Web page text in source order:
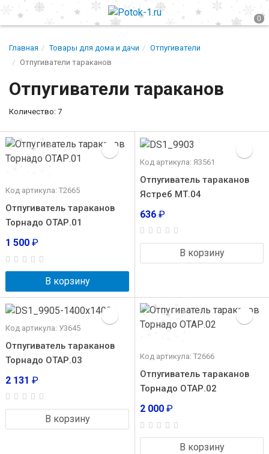
Главная Товары для дома и дачи
Отпугиватели
Отпугиватели тараканов
Отпугиватели тараканов
Количество: 7
Код артикула: Т2665
Отпугиватель тараканов
Торнадо ОТАР.01
1 500 ₽
В корзину
Код артикула: Я3561
Отпугиватель тараканов
Ястреб МТ.04
636 ₽
В корзину
Код артикула: У3645
Отпугиватель тараканов
Торнадо ОТАР.03
2 131 ₽
В корзину
Код артикула: Т2666
Отпугиватель тараканов
Торнадо ОТАР.02
2 000 ₽
В корзину